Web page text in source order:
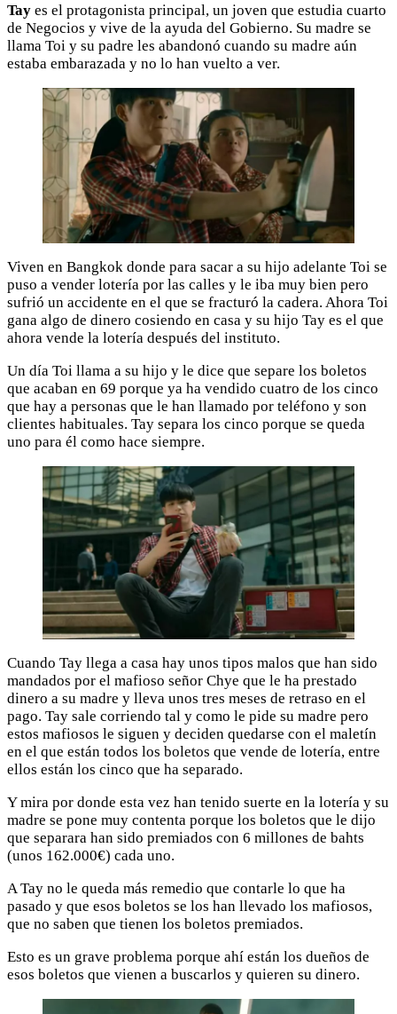
Tay es el protagonista principal, un joven que estudia cuarto
de Negocios y vive de la ayuda del Gobierno. Su madre se
llama Toi y su padre les abandonó cuando su madre aún
estaba embarazada y no lo han vuelto a ver.
Viven en Bangkok donde para sacar a su hijo adelante Toi se
puso a vender lotería por las calles y le iba muy bien pero
sufrió un accidente en el que se fracturó la cadera. Ahora Toi
gana algo de dinero cosiendo en casa y su hijo Tay es el que
ahora vende la lotería después del instituto.
Un día Toi llama a su hijo y le dice que separe los boletos
que acaban en 69 porque ya ha vendido cuatro de los cinco
que hay a personas que le han llamado por teléfono y son
clientes habituales. Tay separa los cinco porque se queda
uno para él como hace siempre.
Cuando Tay llega a casa hay unos tipos malos que han sido
mandados por el mafioso señor Chye que le ha prestado
dinero a su madre y lleva unos tres meses de retraso en el
pago. Tay sale corriendo tal y como le pide su madre pero
estos mafiosos le siguen y deciden quedarse con el maletín
en el que están todos los boletos que vende de lotería, entre
ellos están los cinco que ha separado.
Y mira por donde esta vez han tenido suerte en la lotería y su
madre se pone muy contenta porque los boletos que le dijo
que separara han sido premiados con 6 millones de bahts
(unos 162.000€) cada uno.
A Tay no le queda más remedio que contarle lo que ha
pasado y que esos boletos se los han llevado los mafiosos,
que no saben que tienen los boletos premiados.
Esto es un grave problema porque ahí están los dueños de
esos boletos que vienen a buscarlos y quieren su dinero.